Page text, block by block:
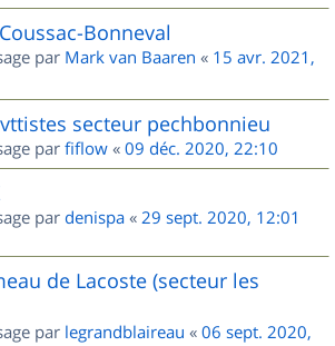
Bonneval
par Mark van Baaren « 15 avr. 2021,
secteur pechbonnieu
par fiflow « 09 déc. 2020, 22:10
par denispa « 29 sept. 2020, 12:01
de Lacoste (secteur les
par legrandblaireau « 06 sept. 2020,